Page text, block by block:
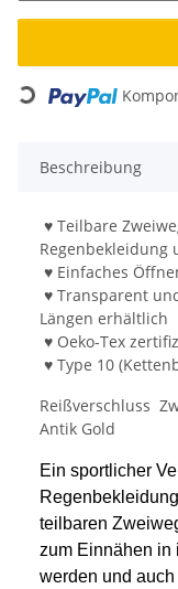
Loading...
Beschreibung
♥ Teilbare
Regenbekleidung
♥ Einfaches
♥ Transparent
Längen erhältlich
♥ Oeko-Tex
♥ Type 10
Reißverschluss
Antik Gold
Ein sportlicher
teilbaren
zum Einnähen in
werden und